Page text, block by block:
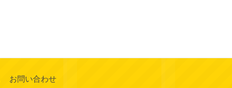
お問い合わせ